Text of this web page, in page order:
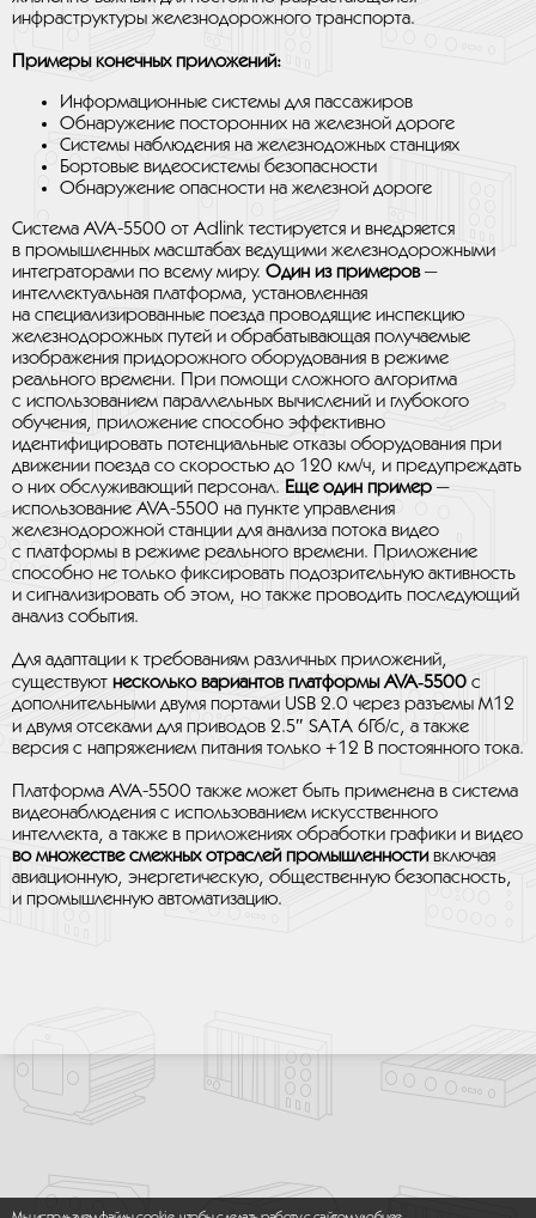
инфраструктуры железнодорожного транспорта.
Примеры конечных приложений:
Информационные системы для пассажиров
Обнаружение посторонних на железной дороге
Системы наблюдения на железнодожных станциях
Бортовые видеосистемы безопасности
Обнаружение опасности на железной дороге
Система AVA-5500 от Adlink тестируется и внедряется
в промышленных масштабах ведущими железнодорожными
интеграторами по всему миру. Один из примеров—
интеллектуальная платформа, установленная
на специализированные поезда проводящие инспекцию
железнодорожных путей и обрабатывающая получаемые
изображения придорожного оборудования в режиме
реального времени. При помощи сложного алгоритма
с использованием параллельных вычислений и глубокого
обучения, приложение способно эффективно
идентифицировать потенциальные отказы оборудования при
движении поезда со скоростью до 120 км/ч, и предупреждать
о них обслуживающий персонал. Еще один пример —
использование AVA-5500 на пункте управления
железнодорожной станции для анализа потока видео
с платформы в режиме реального времени. Приложение
способно не только фиксировать подозрительную активность
и сигнализировать об этом, но также проводить последующий
анализ события.
Для адаптации к требованиям различных приложений,
существуют несколько вариантов платформы AVA‑5500 с
дополнительными двумя портами USB 2.0 через разъемы M12
и двумя отсеками для приводов 2.5″ SATA 6Гб/с, а также
версия с напряжением питания только +12 В постоянного тока.
Платформа AVA-5500 также может быть применена в система
видеонаблюдения с использованием искусственного
интеллекта, а также в приложениях обработки графики и видео
во множестве смежных отраслей промышленностивключая
авиационную, энергетическую, общественную безопасность,
и промышленную автоматизацию.